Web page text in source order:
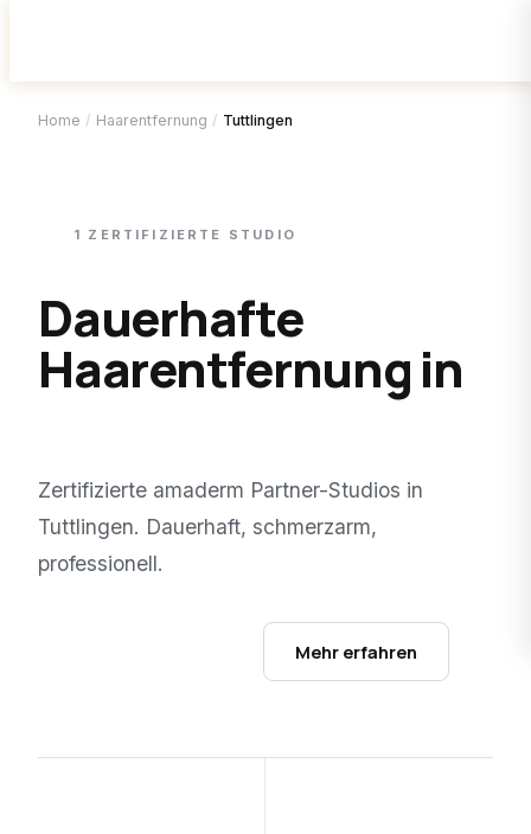
Home / Haarentfernung / Tuttlingen
1 ZERTIFIZIERTE STUDIO
Dauerhafte
Haarentfernung in
Zertifizierte amaderm Partner-Studios in
Tuttlingen. Dauerhaft, schmerzarm,
professionell.
Mehr erfahren